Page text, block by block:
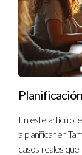
En este artículo,
a planificar en
casos reales